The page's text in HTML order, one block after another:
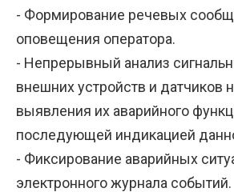
- Формирование речевых
оповещения оператора.
- Непрерывный анализ
внешних устройств и датчиков
выявления их аварийного
последующей индикацией
- Фиксирование аварийных
электронного журнала событий.